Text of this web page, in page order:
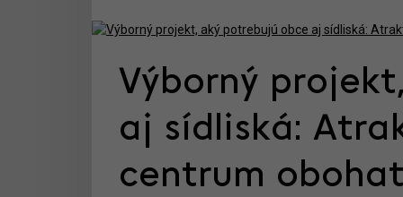
Výborný
aj sídliská:
centrum